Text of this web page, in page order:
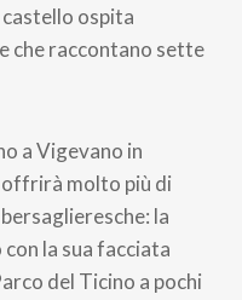
ospita
che raccontano sette
a Vigevano in
offrirà molto più di
la
la sua facciata
del Ticino a pochi